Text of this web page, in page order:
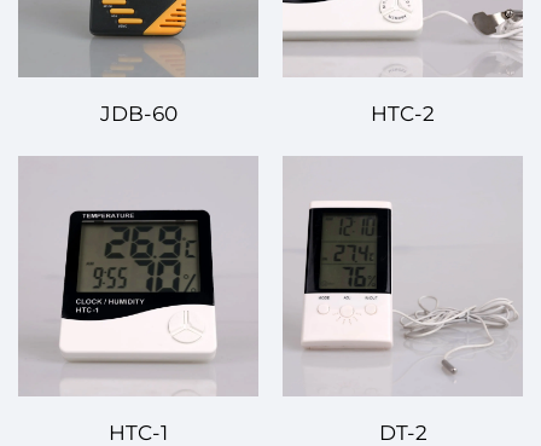
JDB-60 HTC-2
HTC-1 DT-2